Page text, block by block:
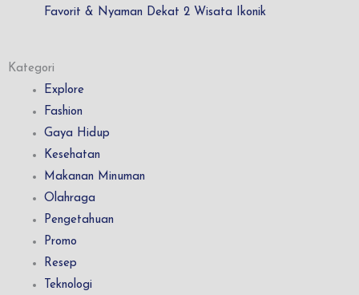
Favorit & Nyaman Dekat 2 Wisata Ikonik
Kategori
Explore
Fashion
Gaya Hidup
Kesehatan
Makanan Minuman
Olahraga
Pengetahuan
Promo
Resep
Teknologi